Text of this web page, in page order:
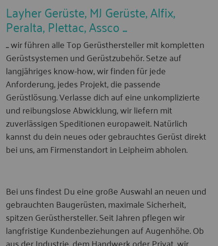
Layher Gerüste, MJ Gerüste, Alfix,
Peralta, Plettac, Assco ...
... wir führen alle Top Gerüsthersteller mit kompletten
Gerüstsystemen und Gerüstzubehör. Setze auf
langjähriges know-how, wir finden für jede
Anforderung, jedes Projekt, die passende
Gerüstlösung. Verlasse dich auf eine unkomplizierte
und reibungslose Abwicklung, wir liefern mit
zuverlässigen Speditionen europaweit. Natürlich
kannst du dein neues oder gebrauchtes Gerüst direkt
bei uns, am Firmenstandort in Leipheim abholen.
Bei uns findest Du eine große Auswahl an neuen und
gebrauchten Baugerüsten, maximale Sicherheit,
spitzen Gerüsthersteller. Seit Jahren pflegen wir
langfristige Kundenbeziehungen auf Augenhöhe. Ob